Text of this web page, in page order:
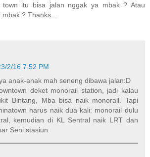
town itu bisa jalan nggak ya mbak ? Atau
? Thanks...
2/16 7:52 PM
anak-anak mah seneng dibawa jalan:D
deket monorail station, jadi kalau
Bintang, Mba bisa naik monorail. Tapi
harus naik dua kali: monorail dulu
kemudian di KL Sentral naik LRT dan
Seni stasiun.